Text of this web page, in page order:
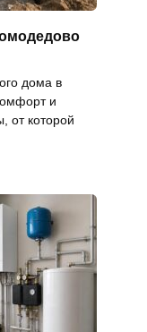
дома в
и
от которой